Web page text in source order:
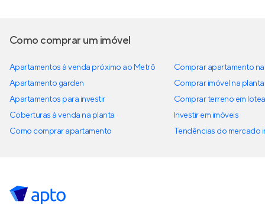
Como comprar um imóvel
Apartamentos à venda próximo ao Metrô
Apartamento garden
Apartamentos para investir
Coberturas à venda na planta
Como comprar apartamento
Comprar apartamento
Comprar imóvel na planta
Comprar terreno em
Investir em imóveis
Tendências do mercado